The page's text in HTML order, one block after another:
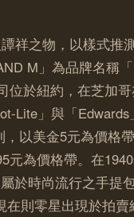
祥之物，以樣式推
M」為品牌名稱
位於紐約，在芝加
Lite」與「
以美金5元為價格
元為價格帶。在
於時尚流行之手提
在則零星出現於拍